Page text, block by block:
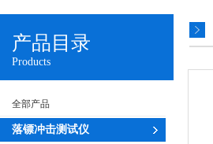
产品目录
Products
全部产品
落镖冲击测试仪